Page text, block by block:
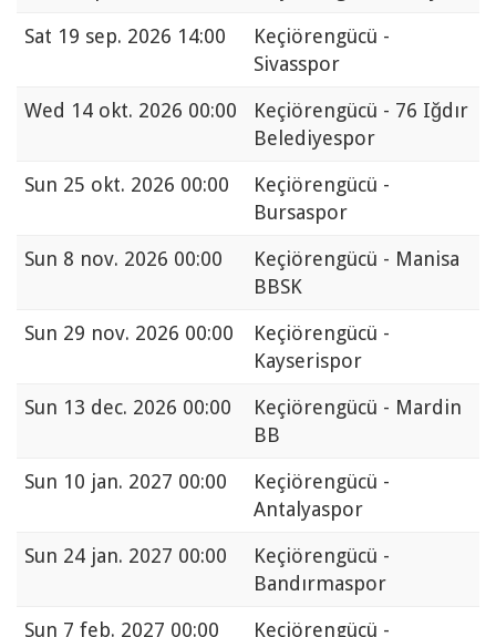
Sat 19 sep. 2026 14:00
Keçiörengücü -
Sivasspor
Wed 14 okt. 2026 00:00
Keçiörengücü - 76 Iğdır
Belediyespor
Sun 25 okt. 2026 00:00
Keçiörengücü -
Bursaspor
Sun 8 nov. 2026 00:00
Keçiörengücü - Manisa
BBSK
Sun 29 nov. 2026 00:00
Keçiörengücü -
Kayserispor
Sun 13 dec. 2026 00:00
Keçiörengücü - Mardin
BB
Sun 10 jan. 2027 00:00
Keçiörengücü -
Antalyaspor
Sun 24 jan. 2027 00:00
Keçiörengücü -
Bandırmaspor
Sun 7 feb. 2027 00:00
Keçiörengücü -